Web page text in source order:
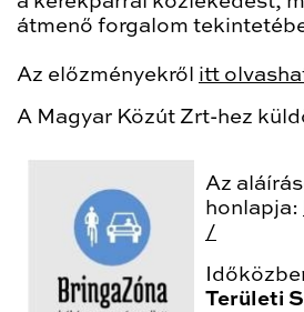
átmenő forgalom
Az előzményekről itt
A Magyar Közút Zrt-hez
Az
honlapja:
/
Területi